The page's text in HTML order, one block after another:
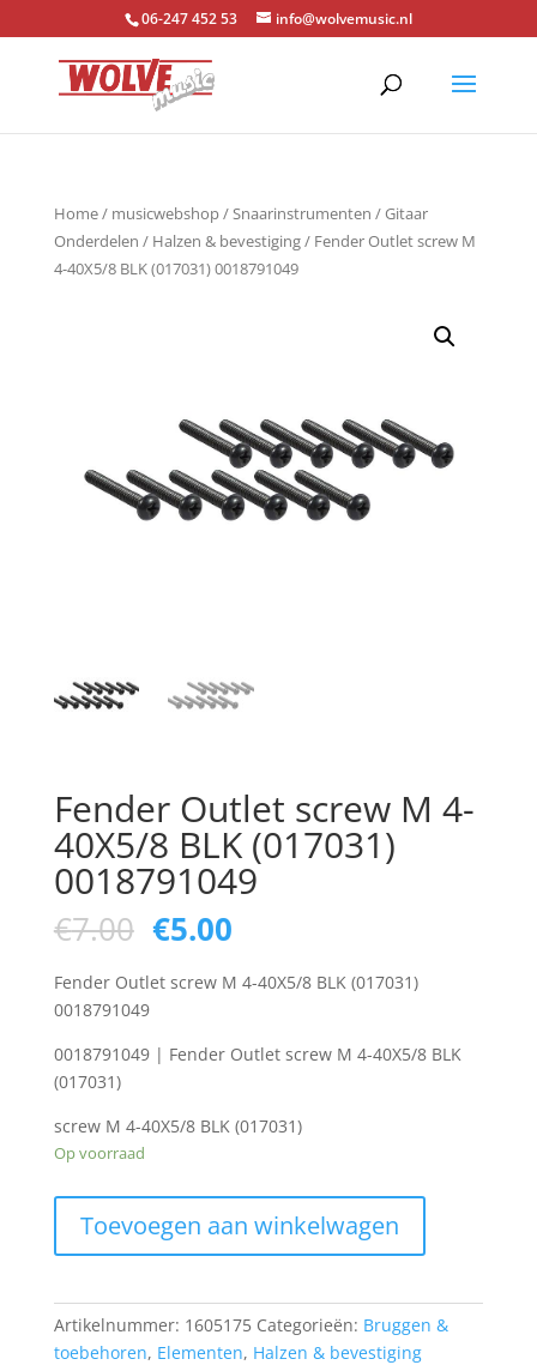
06-247 452 53 info@wolvemusic.nl
Home/ musicwebshop/Snaarinstrumenten /Gitaar
Onderdelen / Halzen & bevestiging/ Fender Outlet screw M
4-40X5/8 BLK (017031) 0018791049
Fender Outlet screw M 4-
40X5/8 BLK (017031)
0018791049
€7.00 Oorspronkelijke
prijs
was:
€5.00Huidige
is:
Fender Outlet screw M 4-40X5/8 BLK (017031)
0018791049
0018791049 | Fender Outlet screw M 4-40X5/8 BLK
(017031)
screw M 4-40X5/8 BLK (017031)
Op voorraad
Outlet
screw
4-
40X5/8
Toevoegen aan winkelwagen
Artikelnummer: 1605175 Categorieën: Bruggen &
toebehoren, Elementen, Halzen & bevestiging